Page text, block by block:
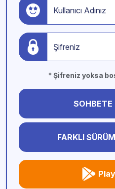
Kullanıcı Adınız
Şifreniz
* Şifreniz yoksa
SOHBETE
FARKLI